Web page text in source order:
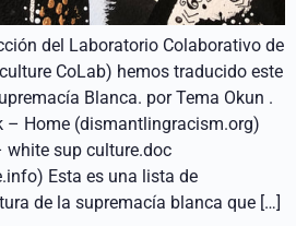
del Laboratorio Colaborativo de
CoLab) hemos traducido este
Blanca. por Tema Okun .
– Home (dismantlingracism.org)
white sup culture.doc
Esta es una lista de
de la supremacía blanca que […]